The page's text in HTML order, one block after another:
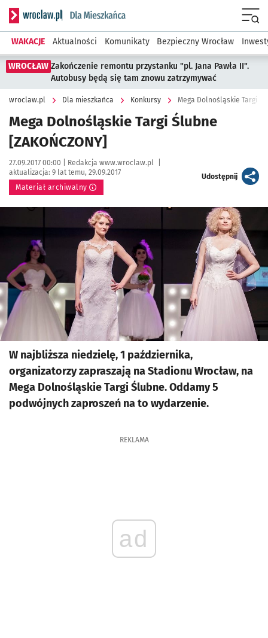
Serwis informacyjny wroclaw.pl podserwis: Dla mieszkańca
WAKACJE Aktualności Komunikaty Bezpieczny Wrocław
WROCŁAW Zakończenie remontu przystanku "pl. Jana Pawła II".
Autobusy będą się tam znowu zatrzymywać
wroclaw.pl Dla mieszkańca Konkursy Mega Dolnośląskie Targi
Mega Dolnośląskie Targi Ślubne
[ZAKOŃCZONY]
Data publikacji:
27.09.2017 00:00 | Autor:
Redakcja www.wroclaw.pl
aktualizacja: 9 lat temu, 29.09.2017
Materiał archiwalny
Udostępnijartykuł
Kliknij, aby powiększyć
W najbliższa niedzielę, 1 października,
organizatorzy zapraszają na Stadionu Wrocław, na
Mega Dolnośląskie Targi Ślubne. Oddamy 5
podwójnych zaproszeń na to wydarzenie.
REKLAMA
ad